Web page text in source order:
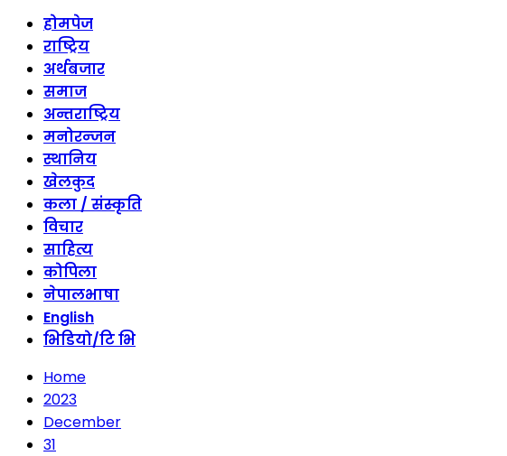
होमपेज
राष्ट्रिय
अर्थबजार
समाज
अन्तराष्ट्रिय
मनोरन्जन
स्थानिय
खेलकुद
कला / संस्कृति
विचार
साहित्य
कोपिला
नेपालभाषा
English
भिडियो/टि भि
Home
2023
December
31